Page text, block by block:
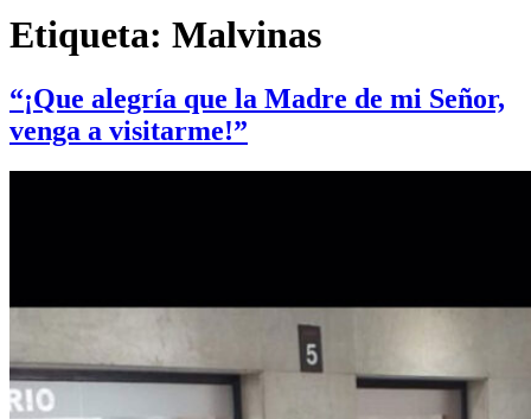
Etiqueta: Malvinas
“¡Que alegría que la Madre de mi Señor,
venga a visitarme!”